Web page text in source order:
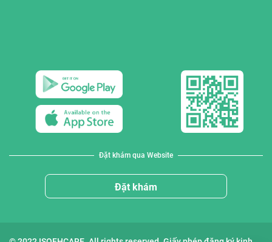
Đặt khám qua Website
Đặt khám